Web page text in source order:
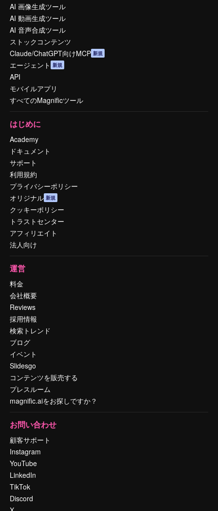
AI 画像生成ツール
AI 動画生成ツール
AI 音声合成ツール
ストックコンテンツ
Claude/ChatGPT向けMCP 新規
エージェント 新規
API
モバイルアプリ
すべてのMagnificツール
はじめに
Academy
ドキュメント
サポート
利用規約
プライバシーポリシー
オリジナル 新規
クッキーポリシー
トラストセンター
アフィリエイト
法人向け
運営
料金
会社概要
Reviews
採用情報
検索トレンド
ブログ
イベント
Slidesgo
コンテンツを販売する
プレスルーム
magnific.aiをお探しですか？
お問い合わせ
顧客サポート
Instagram
YouTube
LinkedIn
TikTok
Discord